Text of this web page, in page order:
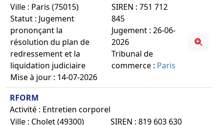
Ville : Paris (75015)
Statut : Jugement
prononçant la
résolution du plan de
redressement et la
liquidation judiciaire
Mise à jour : 14-07-2026
SIREN : 751 712
845
Jugement : 26-06-
2026
Tribunal de
commerce : Paris
RFORM
Activité : Entretien corporel
Ville : Cholet (49300)
SIREN : 819 603 630